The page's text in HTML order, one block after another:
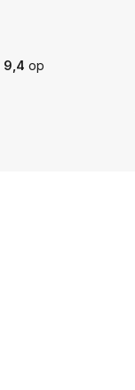
9,4 op